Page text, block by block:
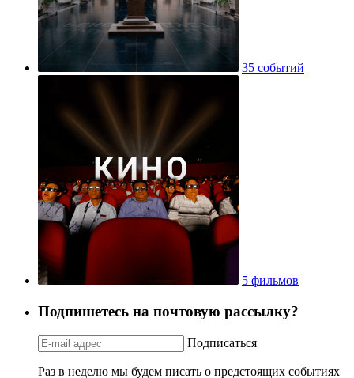
35 событий
5 фильмов
Подпишетесь на почтовую рассылку?
Подписаться
Раз в неделю мы будем писать о предстоящих событиях